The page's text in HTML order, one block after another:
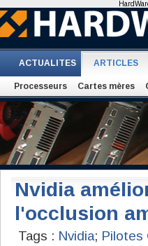
ACTUALITES ARTICLES
Processeurs Cartes mères
Nvidia
l'occlusion
Tags : Nvidia; Pilotes